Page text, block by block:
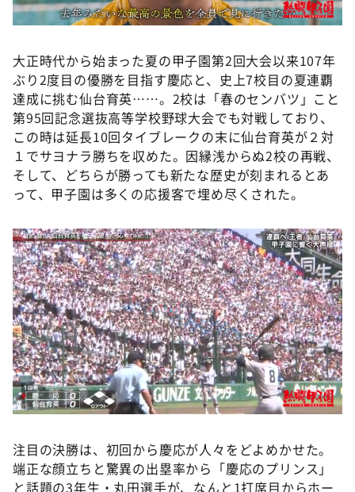
大正時代から始まった夏の甲子園第2回大会以来107年
ぶり2度目の優勝を目指す慶応と、史上7校目の夏連覇
達成に挑む仙台育英……。2校は「春のセンバツ」こと
第95回記念選抜高等学校野球大会でも対戦しており、
この時は延長10回タイブレークの末に仙台育英が２対
１でサヨナラ勝ちを収めた。因縁浅からぬ2校の再戦、
そして、どちらが勝っても新たな歴史が刻まれるとあ
って、甲子園は多くの応援客で埋め尽くされた。
注目の決勝は、初回から慶応が人々をどよめかせた。
端正な顔立ちと驚異の出塁率から「慶応のプリンス」
と話題の3年生・丸田選手が、なんと1打席目からホー